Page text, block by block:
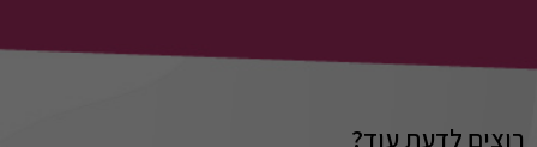
רוצים לדעת עוד?